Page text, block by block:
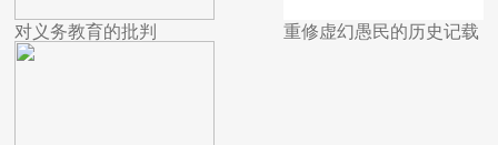
对义务教育的批判 重修虚幻愚民的历史记载